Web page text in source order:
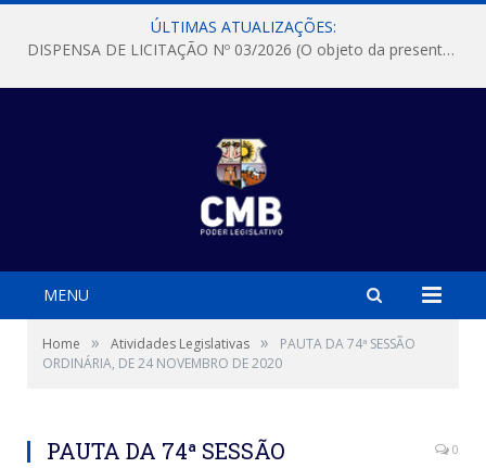
ÚLTIMAS ATUALIZAÇÕES:
DISPENSA DE LICITAÇÃO Nº 03/2026 (O objeto da presente dispensa é a escolha da proposta mais vantajosa para a aquisição, de aparelhos de ar condicionado, tipo Split, com material de instalação e fogão industrial, conforme condições, quantidades e exigências estabelecidas no termo de referencia e neste aviso de contratação direta e seus anexos)
MENU
Home » Atividades Legislativas »
PAUTA DA 74ª SESSÃO
ORDINÁRIA, DE 24 NOVEMBRO DE 2020
PAUTA DA 74ª SESSÃO
0